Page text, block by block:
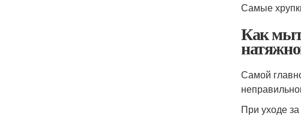
Самые
Как
Самой
При уходе